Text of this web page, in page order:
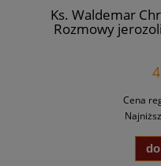
Ks. Waldemar
Rozmowy
Cena